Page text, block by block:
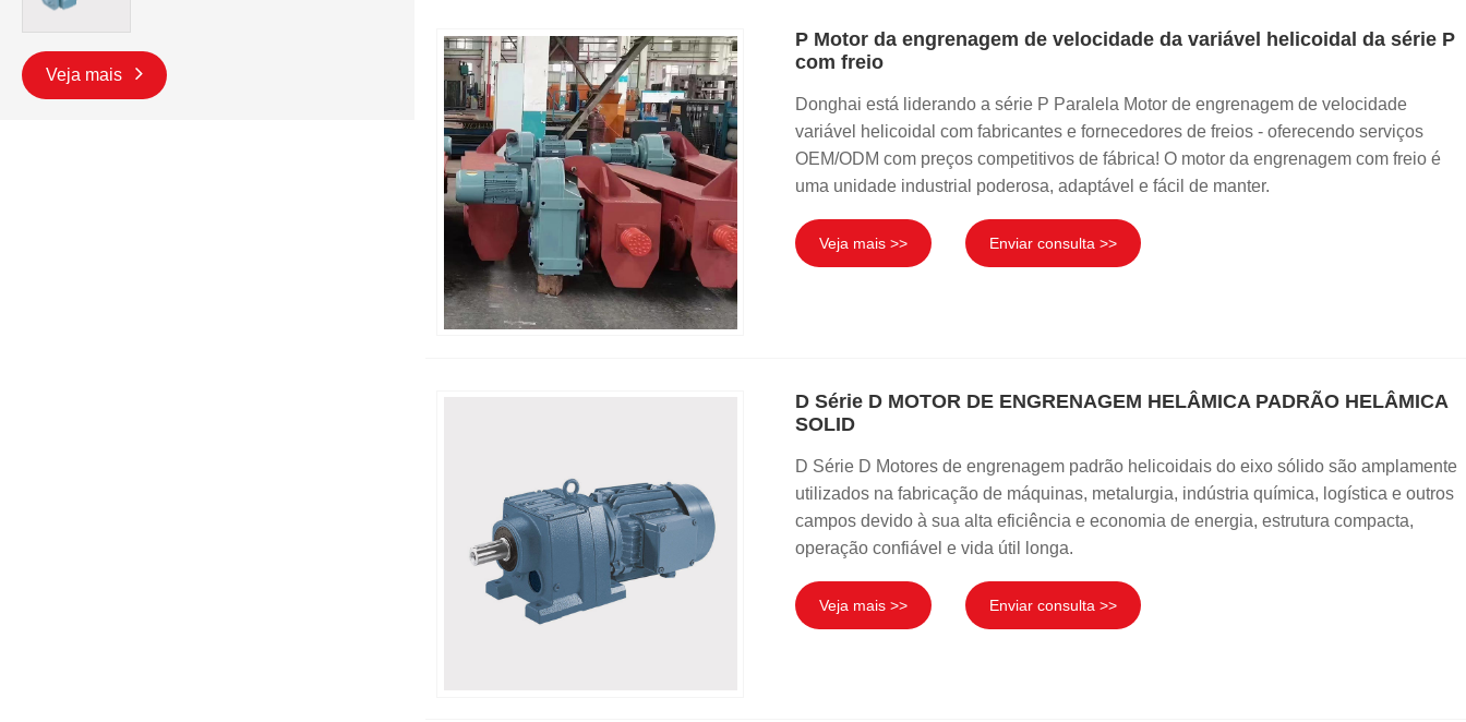
Veja mais
P Motor da engrenagem de velocidade da variável helicoidal da série P
com freio
Donghai está liderando a série P Paralela Motor de engrenagem de velocidade
variável helicoidal com fabricantes e fornecedores de freios - oferecendo serviços
OEM/ODM com preços competitivos de fábrica! O motor da engrenagem com freio é
uma unidade industrial poderosa, adaptável e fácil de manter.
Veja mais >> Enviar consulta >>
D Série D MOTOR DE ENGRENAGEM HELÂMICA PADRÃO HELÂMICA
SOLID
D Série D Motores de engrenagem padrão helicoidais do eixo sólido são amplamente
utilizados na fabricação de máquinas, metalurgia, indústria química, logística e outros
campos devido à sua alta eficiência e economia de energia, estrutura compacta,
operação confiável e vida útil longa.
Veja mais >> Enviar consulta >>